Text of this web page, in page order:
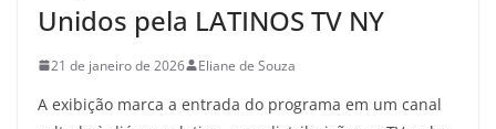
Unidos pela LATINOS TV NY
21 de janeiro de 2026 Eliane de Souza
A exibição marca a entrada do programa em um canal